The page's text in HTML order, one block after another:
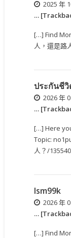
2025 年
…
[…] Find
人，還是路
ประกันชีวิ
2026 年
…
[…] Here
Topic:
人？/
lsm99k
2026 年
…
[…] Find